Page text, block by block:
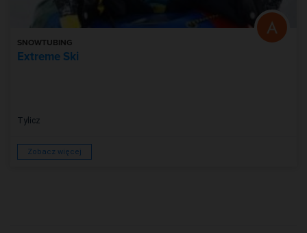
SNOWTUBING
Extreme Ski
Tylicz
Zobacz więcej